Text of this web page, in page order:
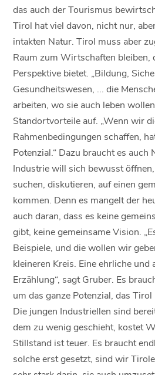
das auch der Tourismus
Tirol hat viel davon, nicht nur,
intakten Natur. Tirol muss aber
Raum zum Wirtschaften bleiben,
Perspektive bietet. „Bildung,
Gesundheitswesen, ... die
arbeiten, wo sie auch leben
Standortvorteile auf. „Wenn wir
Rahmenbedingungen schaffen,
Potenzial.“ Dazu braucht es auch
Industrie will sich bewusst
suchen, diskutieren, auf einen
kommen. Denn es mangelt der
auch daran, dass es keine
gibt, keine gemeinsame Vision.
Beispiele, und die wollen wir
kleineren Kreis. Eine ehrliche und
Erzählung“, sagt Gruber. Es
um das ganze Potenzial, das Tirol
Die jungen Industriellen sind
dem zu wenig geschieht, kostet
Stillstand ist teuer. Es braucht
solche erst gesetzt, sind wir